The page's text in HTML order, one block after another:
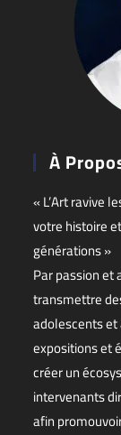
À
« L’Art ravive
votre histoire
générations »
Par passion et
transmettre
adolescents
expositions et
créer un
intervenants
afin